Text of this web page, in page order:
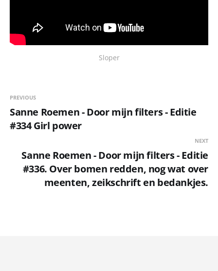
Sloper
PREVIOUS
Sanne Roemen - Door mijn filters - Editie
#334 Girl power
NEXT
Sanne Roemen - Door mijn filters - Editie
#336. Over bomen redden, nog wat over
meenten, zeikschrift en bedankjes.